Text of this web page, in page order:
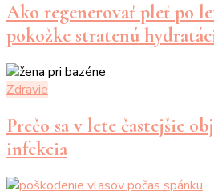
Ako regenerovať pleť po
pokožke stratenú
Zdravie
Prečo sa v lete častejšie
infekcia